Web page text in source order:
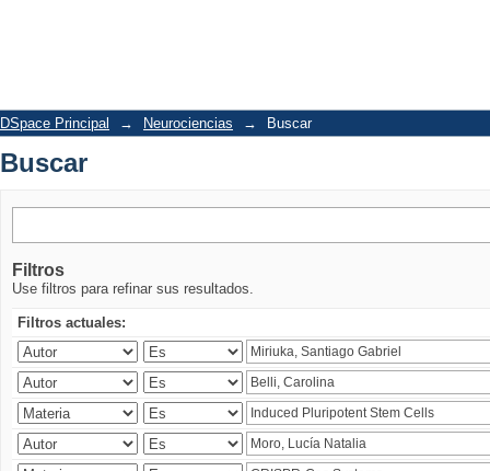
DSpace Principal → Neurociencias → Buscar
Buscar
Filtros
Use filtros para refinar sus resultados.
Filtros actuales: